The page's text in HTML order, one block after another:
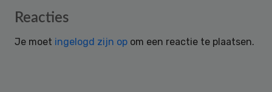
Reader
Reacties
Je moet ingelogd zijn op om een reactie te plaatsen.